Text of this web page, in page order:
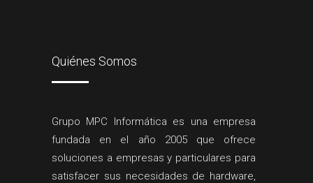
Quiénes Somos
Grupo MPC Informática es una empresa
fundada en el año 2005 que ofrece
soluciones a empresas y particulares para
satisfacer sus necesidades de hardware,